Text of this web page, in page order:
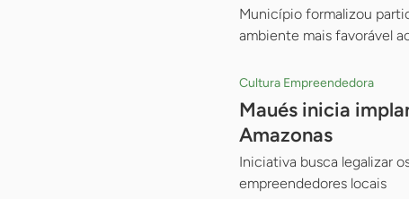
Município formalizou
ambiente mais favorável
Cultura Empreendedora
Maués inicia
Amazonas
Iniciativa busca legalizar
empreendedores locais